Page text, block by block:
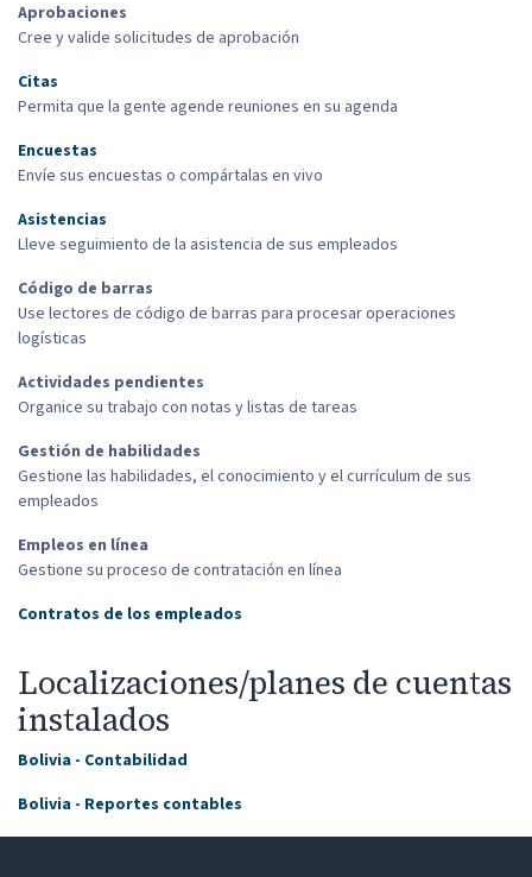
Aprobaciones
Cree y valide solicitudes de aprobación
Citas
Permita que la gente agende reuniones en su agenda
Encuestas
Envíe sus encuestas o compártalas en vivo
Asistencias
Lleve seguimiento de la asistencia de sus empleados
Código de barras
Use lectores de código de barras para procesar operaciones
logísticas
Actividades pendientes
Organice su trabajo con notas y listas de tareas
Gestión de habilidades
Gestione las habilidades, el conocimiento y el currículum de sus
empleados
Empleos en línea
Gestione su proceso de contratación en línea
Contratos de los empleados
Localizaciones/planes de cuentas
instalados
Bolivia - Contabilidad
Bolivia - Reportes contables